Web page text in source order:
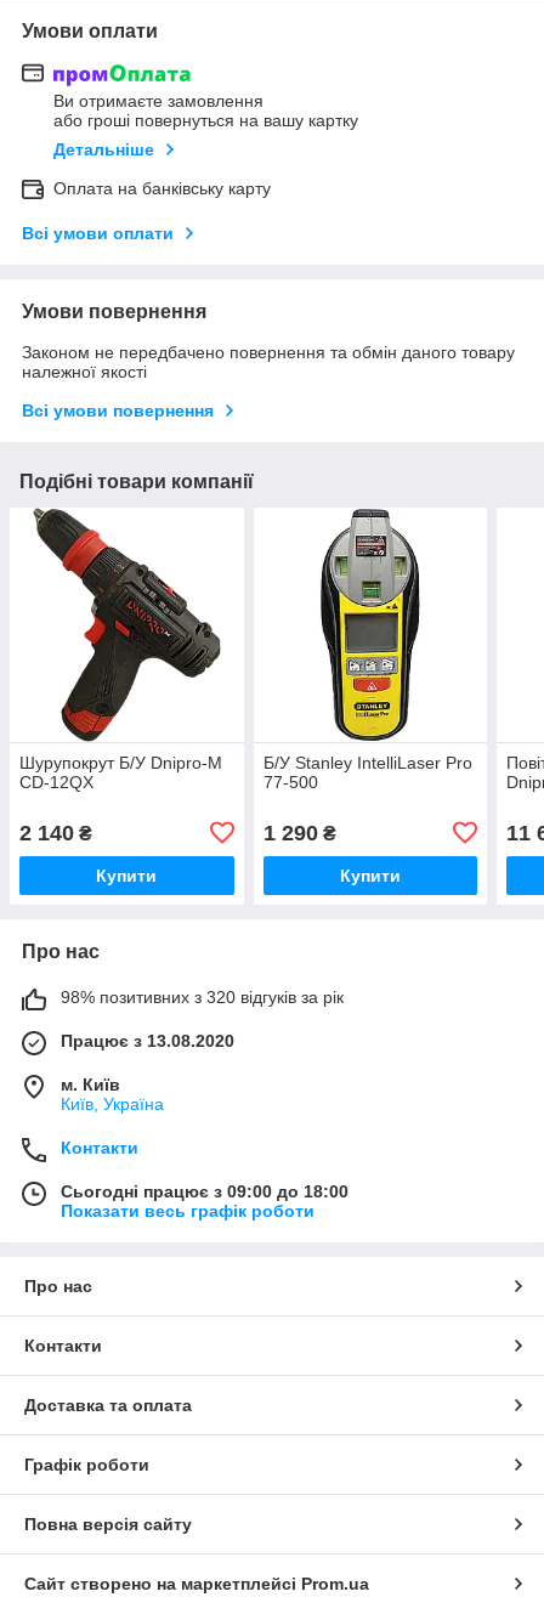
Умови оплати
Ви отримаєте замовлення
або гроші повернуться на вашу картку
Детальніше
Оплата на банківську карту
Всі умови оплати
Умови повернення
Законом не передбачено повернення та обмін даного товару
належної якості
Всі умови повернення
Подібні товари компанії
Шурупокрут Б/У Dnipro-M
CD-12QX
2 140 ₴
Купити
Б/У Stanley IntelliLaser Pro
77-500
1 290₴
Купити
11
Про нас
98% позитивних з 320 відгуків за рік
Працює з 13.08.2020
м. Київ
Київ, Україна
Контакти
Сьогодні працює з 09:00 до 18:00
Показати весь графік роботи
Про нас
Контакти
Доставка та оплата
Графік роботи
Повна версія сайту
Сайт створено на маркетплейсі Prom.ua